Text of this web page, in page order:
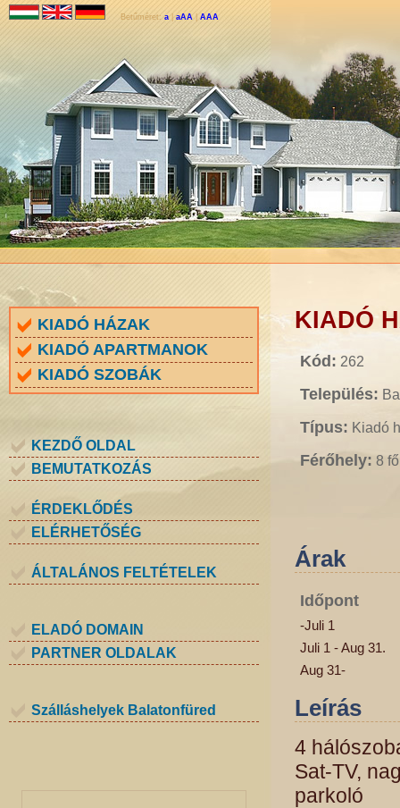
Betűméret:a |aAA| AAA
KIADÓ HÁZAK
KIADÓ APARTMANOK
KIADÓ SZOBÁK
KEZDŐ OLDAL
BEMUTATKOZÁS
ÉRDEKLŐDÉS
ELÉRHETŐSÉG
ÁLTALÁNOS FELTÉTELEK
ELADÓ DOMAIN
PARTNER OLDALAK
Szálláshelyek Balatonfüred
KIADÓ
Kód: 262
Település:
Típus: Kiadó
Férőhely: 8 fő
Árak
Időpont
-Juli 1
Juli 1 - Aug 31.
Aug 31-
Leírás
4
Sat-TV,
parkoló